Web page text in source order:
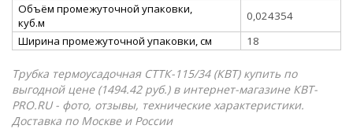
Объём промежуточной упаковки,
куб.м
0,024354
Ширина промежуточной упаковки, см
18
Трубка термоусадочная СТТК-115/34 (КВТ) купить по
выгодной цене (1494.42 руб.) в интернет-магазине КВТ-
PRO.RU - фото, отзывы, технические характеристики.
Доставка по Москве и России